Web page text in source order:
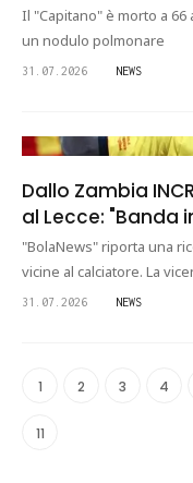
Il "Capitano" è morto a
un nodulo polmonare
31.07.2026 NEWS
Dallo Zambia
al Lecce: "Banda
"BolaNews" riporta una
vicine al calciatore. La
31.07.2026 NEWS
1 2 3 4
11